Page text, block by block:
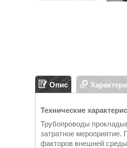
Опис
Технические
Трубопроводы
затратное
факторов внешней